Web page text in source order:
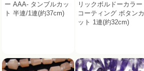
ー AAA- タンブルカッ
ト 半連/1連(約37cm)
リックボルドーカラー
コーティング ボタンカ
ット 1連(約32cm)